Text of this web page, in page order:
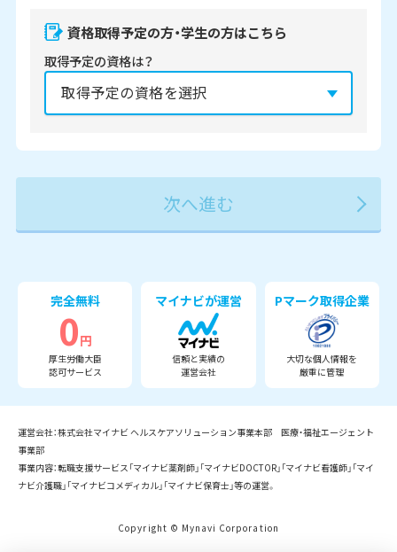
資格取得予定の方・学生の方はこちら
取得予定の資格は？
2027年 2028年 2029年 3月
完全無料
0円
厚生労働大臣
認可サービス
マイナビが運営
信頼と実績の
運営会社
Pマーク取得企業
大切な個人情報を
厳重に管理
運営会社：株式会社マイナビ ヘルスケアソリューション事業本部 医療・福祉エージェント
事業部
事業内容：転職支援サービス「マイナビ薬剤師」「マイナビDOCTOR」「マイナビ看護師」「マイ
ナビ介護職」「マイナビコメディカル」「マイナビ保育士」等の運営。
Copyright © Mynavi Corporation